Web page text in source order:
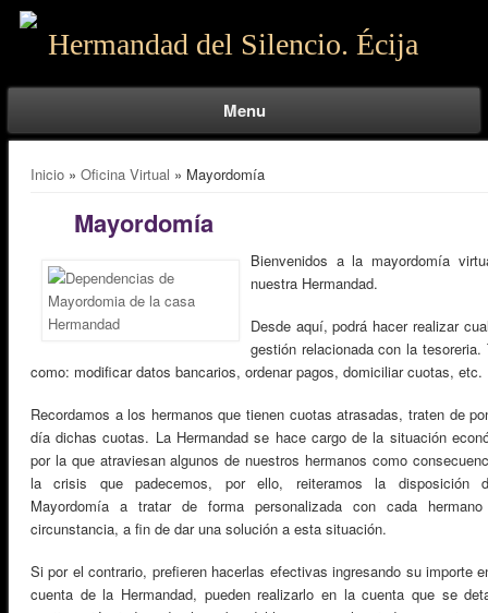
Hermandad del Silencio. Écija
Menu
Se encuentra usted aquí
Inicio» Oficina Virtual » Mayordomía
Mayordomía
Bienvenidos a la mayordomía
nuestra Hermandad.
Desde aquí, podrá hacer realizar
gestión relacionada con la tesoreria.
como: modificar datos bancarios, ordenar pagos, domiciliar cuotas, etc.
Recordamos a los hermanos que tienen cuotas atrasadas, traten de
día dichas cuotas. La Hermandad se hace cargo de la situación
por la que atraviesan algunos de nuestros hermanos como
la crisis que padecemos, por ello, reiteramos la disposición
Mayordomía a tratar de forma personalizada con cada
circunstancia, a fin de dar una solución a esta situación.
Si por el contrario, prefieren hacerlas efectivas ingresando su importe
cuenta de la Hermandad, pueden realizarlo en la cuenta que se